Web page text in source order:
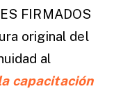
FIRMADOS
original del
al
capacitación